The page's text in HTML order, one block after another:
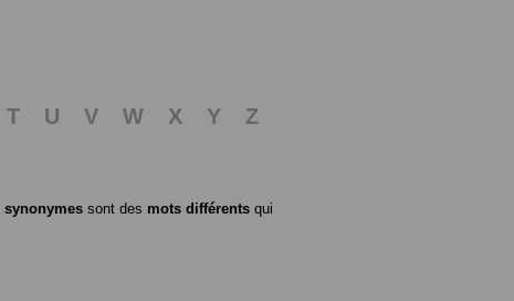
T U V W X Y
Z
synonymes sont des mots différents qui